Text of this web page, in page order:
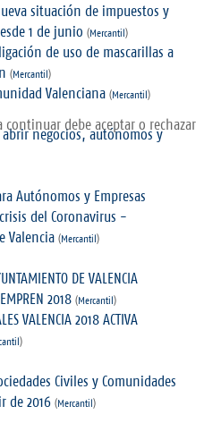
situación de impuestos y
1 de junio (Mercantil)
de uso de mascarillas a
(Mercantil)
Valenciana (Mercantil)
abrir negocios, autónomos y
Autónomos y Empresas
del Coronavirus -
Valencia (Mercantil)
DE VALENCIA
2018 (Mercantil)
VALENCIA 2018 ACTIVA
)
Civiles y Comunidades
de 2016 (Mercantil)
debe aceptar o rechazar